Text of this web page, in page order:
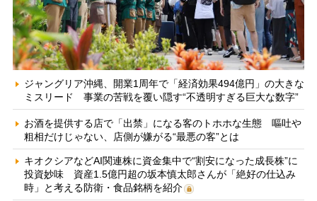
ジャングリア沖縄、開業1周年で「経済効果494億円」の大きな
ミスリード 事業の苦戦を覆い隠す“不透明すぎる巨大な数字”
お酒を提供する店で「出禁」になる客のトホホな生態 嘔吐や
粗相だけじゃない、店側が嫌がる“最悪の客”とは
キオクシアなどAI関連株に資金集中で“割安になった成長株”に
投資妙味 資産1.5億円超の坂本慎太郎さんが「絶好の仕込み
時」と考える防衛・食品銘柄を紹介